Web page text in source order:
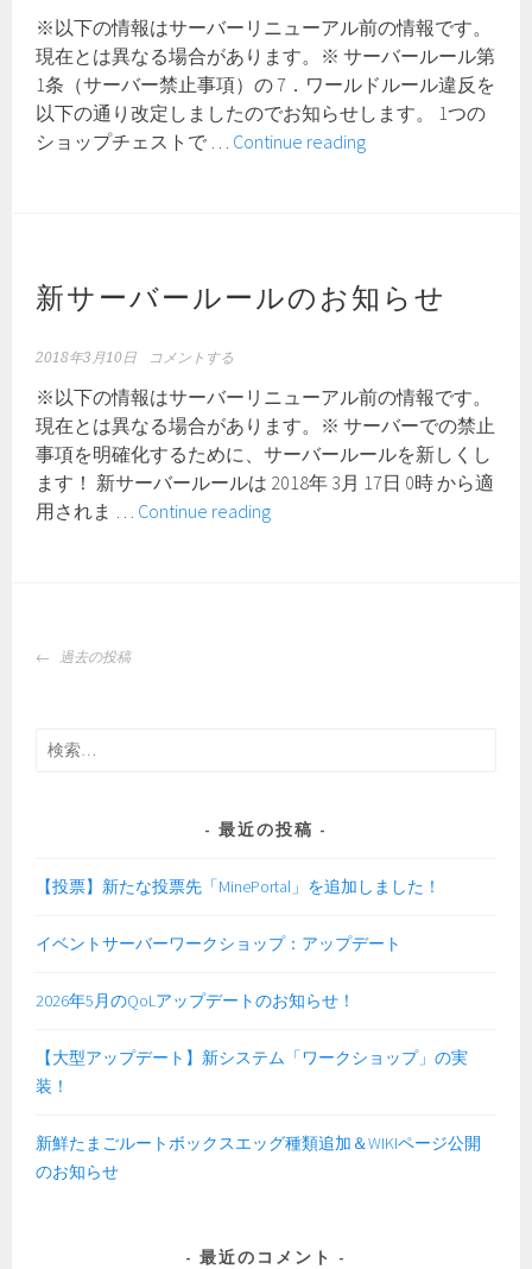
ら
せ
※以下の情報はサーバーリニューアル前の情報です。
現在とは異なる場合があります。※ サーバールール第
1条（サーバー禁止事項）の 7．ワールドルール違反を
以下の通り改定しましたのでお知らせします。 1つの
ショップチェストで … Continue readingサ
ー
ル
改
定
の
お
新サーバールールのお知らせ
2018年3月10日 コメントする
※以下の情報はサーバーリニューアル前の情報です。
現在とは異なる場合があります。※ サーバーでの禁止
事項を明確化するために、サーバールールを新しくし
ます！ 新サーバールールは 2018年 3月 17日 0時 から適
用されま … Continue reading新
ら
投
ビ
ゲ
ン
過去の投稿
検
最近の投稿
【投票】新たな投票先「MinePortal」を追加しました！
イベントサーバーワークショップ：アップデート
2026年5月のQoLアップデートのお知らせ！
【大型アップデート】新システム「ワークショップ」の実
装！
新鮮たまごルートボックスエッグ種類追加＆WIKIページ公開
のお知らせ
最近のコメント